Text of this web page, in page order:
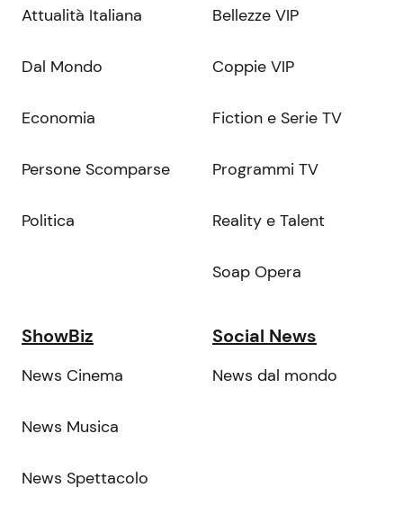
Attualità Italiana
Dal Mondo
Economia
Persone Scomparse
Politica
Bellezze VIP
Coppie VIP
Fiction e Serie TV
Programmi TV
Reality e Talent
Soap Opera
ShowBiz
News Cinema
News Musica
News Spettacolo
Social News
News dal mondo